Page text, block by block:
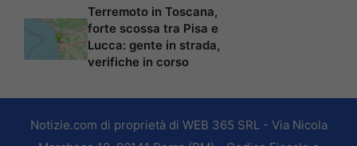
Terremoto in Toscana,
forte scossa tra Pisa e
Lucca: gente in strada,
verifiche in corso
Notizie.com di proprietà di WEB 365 SRL - Via Nicola